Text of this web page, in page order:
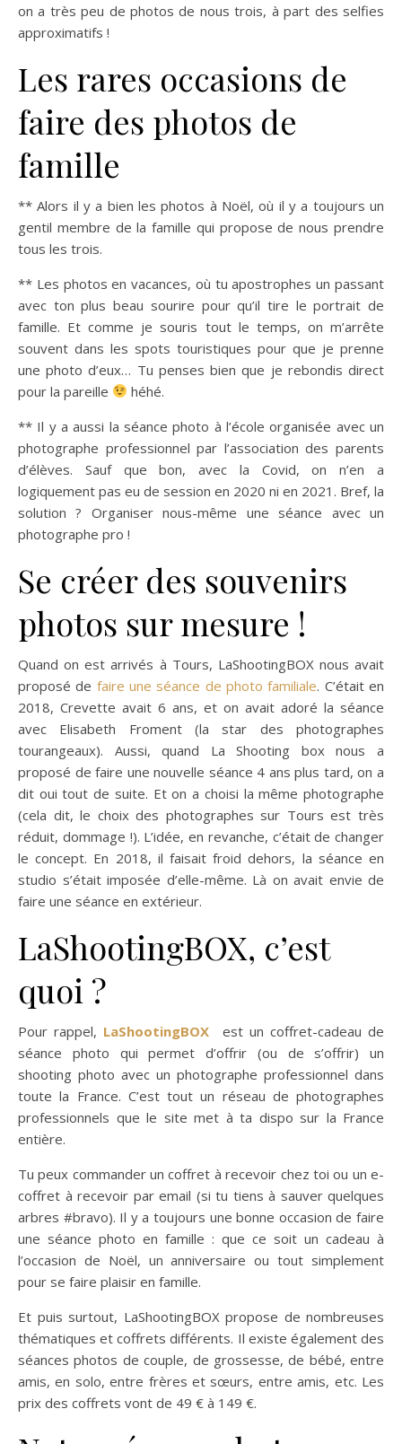
on a très peu de photos de nous trois, à part des selfies
approximatifs !
Les rares occasions de
faire des photos de
famille
** Alors il y a bien les photos à Noël, où il y a toujours un
gentil membre de la famille qui propose de nous prendre
tous les trois.
** Les photos en vacances, où tu apostrophes un passant
avec ton plus beau sourire pour qu’il tire le portrait de
famille. Et comme je souris tout le temps, on m’arrête
souvent dans les spots touristiques pour que je prenne
une photo d’eux… Tu penses bien que je rebondis direct
pour la pareille
héhé.
** Il y a aussi la séance photo à l’école organisée avec un
photographe professionnel par l’association des parents
d’élèves. Sauf que bon, avec la Covid, on n’en a
logiquement pas eu de session en 2020 ni en 2021. Bref, la
solution ? Organiser nous-même une séance avec un
photographe pro !
Se créer des souvenirs
photos sur mesure !
Quand on est arrivés à Tours, LaShootingBOX nous avait
proposé de faire une séance de photo familiale. C’était en
2018, Crevette avait 6 ans, et on avait adoré la séance
avec Elisabeth Froment (la star des photographes
tourangeaux). Aussi, quand La Shooting box nous a
proposé de faire une nouvelle séance 4 ans plus tard, on a
dit oui tout de suite. Et on a choisi la même photographe
(cela dit, le choix des photographes sur Tours est très
réduit, dommage !). L’idée, en revanche, c’était de changer
le concept. En 2018, il faisait froid dehors, la séance en
studio s’était imposée d’elle-même. Là on avait envie de
faire une séance en extérieur.
LaShootingBOX, c’est
quoi ?
Pour rappel, LaShootingBOX est un coffret-cadeau de
séance photo qui permet d’offrir (ou de s’offrir) un
shooting photo avec un photographe professionnel dans
toute la France. C’est tout un réseau de photographes
professionnels que le site met à ta dispo sur la France
entière.
Tu peux commander un coffret à recevoir chez toi ou un e-
coffret à recevoir par email (si tu tiens à sauver quelques
arbres #bravo). Il y a toujours une bonne occasion de faire
une séance photo en famille : que ce soit un cadeau à
l’occasion de Noël, un anniversaire ou tout simplement
pour se faire plaisir en famille.
Et puis surtout, LaShootingBOX propose de nombreuses
thématiques et coffrets différents. Il existe également des
séances photos de couple, de grossesse, de bébé, entre
amis, en solo, entre frères et sœurs, entre amis, etc. Les
prix des coffrets vont de 49 € à 149 €.